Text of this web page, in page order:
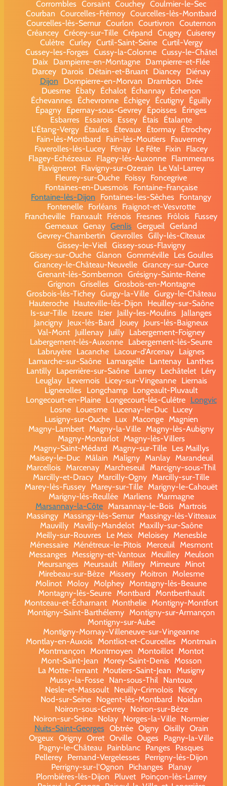
Corrombles Corsaint Couchey Coulmier-le-Sec
Courban Courcelles-Frémoy Courcelles-lès-Montbard
Courcelles-lès-Semur Courlon Courtivron Couternon
Créancey Crécey-sur-Tille Crépand Crugey Cuiserey
Culètre Curley Curtil-Saint-Seine Curtil-Vergy
Cussey-les-Forges Cussy-la-Colonne Cussy-le-Châtel
Daix
Dampierre-en-Montagne Dampierre-et-Flée
Darcey Darois Détain-et-Bruant Diancey Diénay
Dijon
Dompierre-en-Morvan Drambon
Drée
Duesme Ébaty Échalot Échannay Échenon
Échevannes
Échevronne Échigey Écutigny Éguilly
Épagny Épernay-sous-Gevrey Époisses
Éringes
Esbarres
Essarois Essey Étais
Étalante
L'Étang-Vergy
Étaules Étevaux Étormay
Étrochey
Fain-lès-Montbard
Fain-lès-Moutiers
Fauverney
Faverolles-lès-Lucey Fénay Le Fête Fixin
Flacey
Flagey-Echézeaux
Flagey-lès-Auxonne
Flammerans
Flavignerot Flavigny-sur-Ozerain
Le Val-Larrey
Fleurey-sur-Ouche Foissy Foncegrive
Fontaines-en-Duesmois
Fontaine-Française
Fontaine-lès-Dijon
Fontaines-les-Sèches
Fontangy
Fontenelle
Forléans
Fraignot-et-Vesvrotte
Francheville Franxault Frénois Fresnes Frôlois
Fussey
Gemeaux Genay Genlis Gergueil Gerland
Gevrey-Chambertin Gevrolles Gilly-lès-Cîteaux
Gissey-le-Vieil Gissey-sous-Flavigny
Gissey-sur-Ouche Glanon Gomméville
Les Goulles
Grancey-le-Château-Neuvelle Grancey-sur-Ource
Grenant-lès-Sombernon Grésigny-Sainte-Reine
Grignon Griselles Grosbois-en-Montagne
Grosbois-lès-Tichey Gurgy-la-Ville Gurgy-le-Château
Hauteroche
Hauteville-lès-Dijon
Heuilley-sur-Saône
Is-sur-Tille Izeure Izier Jailly-les-Moulins
Jallanges
Jancigny Jeux-lès-Bard Jouey Jours-lès-Baigneux
Val-Mont Juillenay Juilly Labergement-Foigney
Labergement-lès-Auxonne Labergement-lès-Seurre
Labruyère Lacanche Lacour-d'Arcenay Laignes
Lamarche-sur-Saône Lamargelle Lantenay Lanthes
Lantilly Laperrière-sur-Saône Larrey Lechâtelet Léry
Leuglay
Levernois Licey-sur-Vingeanne
Liernais
Lignerolles
Longchamp Longeault-Pluvault
Longecourt-en-Plaine
Longecourt-lès-Culêtre
Longvic
Losne
Louesme Lucenay-le-Duc
Lucey
Lusigny-sur-Ouche
Lux Maconge
Magnien
Magny-Lambert Magny-la-Ville Magny-lès-Aubigny
Magny-Montarlot
Magny-lès-Villers
Magny-Saint-Médard
Magny-sur-Tille
Les Maillys
Maisey-le-Duc
Mâlain Maligny Manlay
Marandeuil
Marcellois
Marcenay Marcheseuil
Marcigny-sous-Thil
Marcilly-et-Dracy Marcilly-Ogny Marcilly-sur-Tille
Marey-lès-Fussey Marey-sur-Tille Marigny-le-Cahouët
Marigny-lès-Reullée
Marliens
Marmagne
Marsannay-la-Côte Marsannay-le-Bois
Martrois
Massingy
Massingy-lès-Semur
Massingy-lès-Vitteaux
Mauvilly
Mavilly-Mandelot
Maxilly-sur-Saône
Meilly-sur-Rouvres
Le Meix Meloisey
Menesble
Ménessaire
Ménétreux-le-Pitois Merceuil
Mesmont
Messanges
Messigny-et-Vantoux Meuilley
Meulson
Meursanges
Meursault Millery Mimeure Minot
Mirebeau-sur-Bèze
Missery Moitron
Molesme
Molinot Moloy Molphey Montagny-lès-Beaune
Montagny-lès-Seurre
Montbard
Montberthault
Montceau-et-Écharnant Monthelie Montigny-Montfort
Montigny-Saint-Barthélemy Montigny-sur-Armançon
Montigny-sur-Aube
Montigny-Mornay-Villeneuve-sur-Vingeanne
Montlay-en-Auxois
Montliot-et-Courcelles
Montmain
Montmançon
Montmoyen Montoillot Montot
Mont-Saint-Jean
Morey-Saint-Denis
Mosson
La Motte-Ternant
Moutiers-Saint-Jean
Musigny
Mussy-la-Fosse Nan-sous-Thil
Nantoux
Nesle-et-Massoult Neuilly-Crimolois
Nicey
Nod-sur-Seine
Nogent-lès-Montbard
Noidan
Noiron-sous-Gevrey
Noiron-sur-Bèze
Noiron-sur-Seine Nolay Norges-la-Ville Normier
Nuits-Saint-Georges Obtrée Oigny Oisilly Orain
Orgeux Origny Orret Orville Ouges
Pagny-la-Ville
Pagny-le-Château
Painblanc Panges
Pasques
Pellerey
Pernand-Vergelesses
Perrigny-lès-Dijon
Perrigny-sur-l'Ognon
Pichanges
Planay
Plombières-lès-Dijon
Pluvet
Poinçon-lès-Larrey